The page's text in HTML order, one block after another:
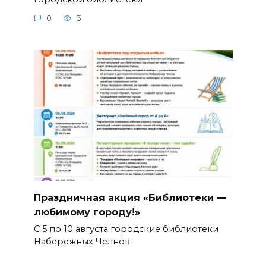
0 3
Праздничная акция «Библиотеки —
любимому городу!»
С 5 по 10 августа городские библиотеки
Набережных Челнов